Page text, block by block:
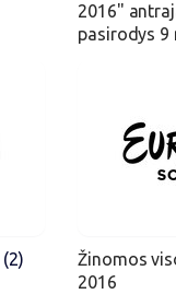
2016"
pasirodys 9
(2)
Žinomos
2016